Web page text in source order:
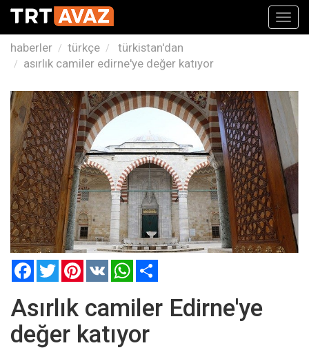
haberler türkçe
türkistan'dan
asırlık camiler edirne'ye değer katıyor
FacebookTwitterPinterest
VK WhatsApp
Asırlık camiler Edirne'ye
değer katıyor